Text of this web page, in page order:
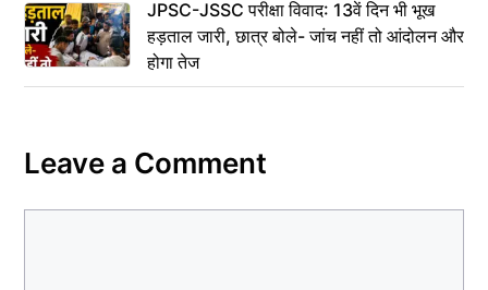
JPSC-JSSC परीक्षा विवाद: 13वें दिन भी भूख
हड़ताल जारी, छात्र बोले- जांच नहीं तो आंदोलन और
होगा तेज
Leave a Comment